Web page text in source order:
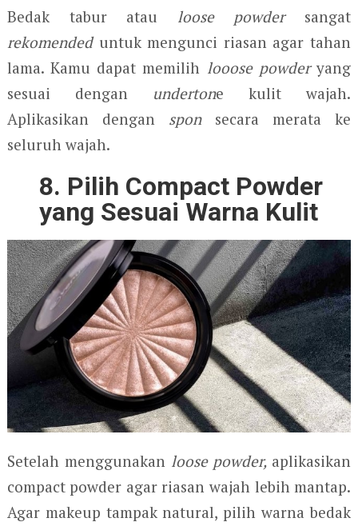
Bedak tabur atau loose powdersangat
rekomendeduntuk mengunci riasan agar tahan
lama. Kamu dapat memilih looose powderyang
sesuai dengan undertone kulit wajah.
Aplikasikan dengan sponsecara merata ke
seluruh wajah.
8. Pilih Compact Powder
yang Sesuai Warna Kulit
Setelah menggunakan loose powder, aplikasikan
compact powder agar riasan wajah lebih mantap.
Agar makeup tampak natural, pilih warna bedak